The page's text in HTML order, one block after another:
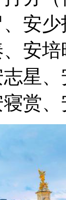
安
安
星
赏、